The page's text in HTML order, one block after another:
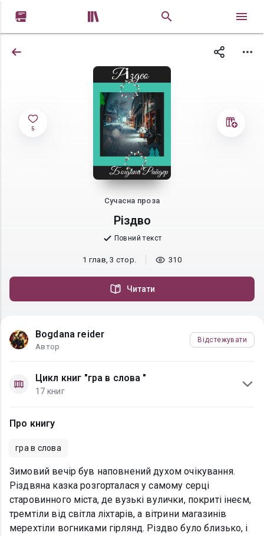
 
5
Сучасна проза
Різдво
Повний текст
1 глав, 3 стор. 310
Читати
Bogdana reider
Автор
Відстежувати
Цикл книг "гра в слова "
17 книг
Про книгу
гра в слова
Зимовий вечір був наповнений духом очікування.
Різдвяна казка розгорталася у самому серці
старовинного міста, де вузькі вулички, покриті інеєм,
тремтіли від світла ліхтарів, а вітрини магазинів
мерехтіли вогниками гірлянд. Різдво було близько, і